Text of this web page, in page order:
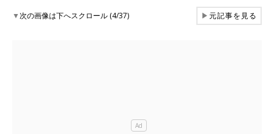
▼次の画像は下へスクロール (4/37) ▶元記事を見る